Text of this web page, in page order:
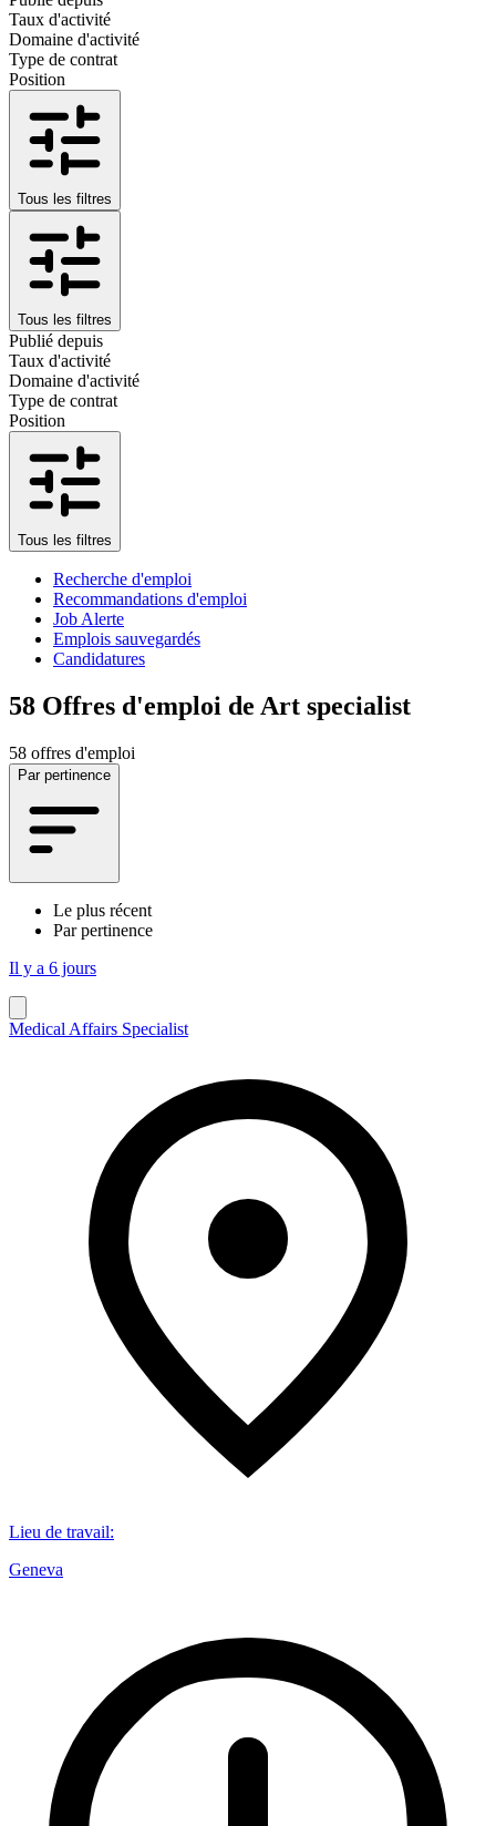
Taux d'activité
Domaine d'activité
Type de contrat
Position
Tous les filtres
Tous les filtres
Publié depuis
Taux d'activité
Domaine d'activité
Type de contrat
Position
Tous les filtres
Recherche d'emploi
Recommandations d'emploi
Job Alerte
Emplois sauvegardés
Candidatures
58 Offres d'emploi de Art specialist
58 offres d'emploi
Par pertinence
Le plus récent
Par pertinence
Il y a 6 jours
Medical Affairs Specialist
Lieu de travail:
Geneva